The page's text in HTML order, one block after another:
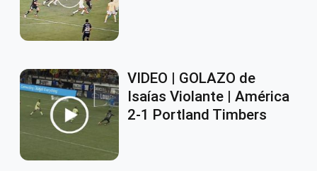
VIDEO | GOLAZO de
Isaías Violante | América
2-1 Portland Timbers